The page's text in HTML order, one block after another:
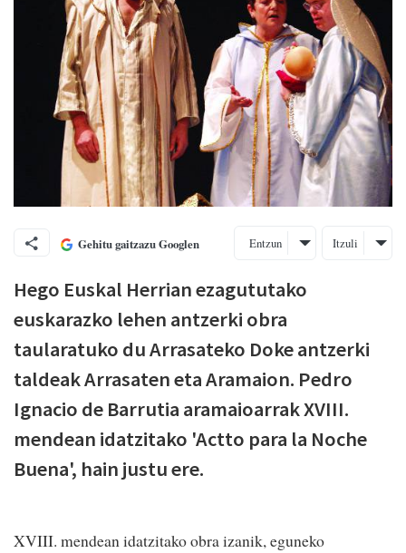
Gehitu gaitzazu Googlen Entzun Itzuli
Hego Euskal Herrian ezagututako
euskarazko lehen antzerki obra
taularatuko du Arrasateko Doke antzerki
taldeak Arrasaten eta Aramaion. Pedro
Ignacio de Barrutia aramaioarrak XVIII.
mendean idatzitako 'Actto para la Noche
Buena', hain justu ere.
XVIII. mendean idatzitako obra izanik, eguneko